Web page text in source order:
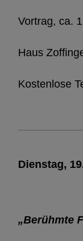
Vortrag, ca.
Haus
Kostenlose
Dienstag,
„Berühmte